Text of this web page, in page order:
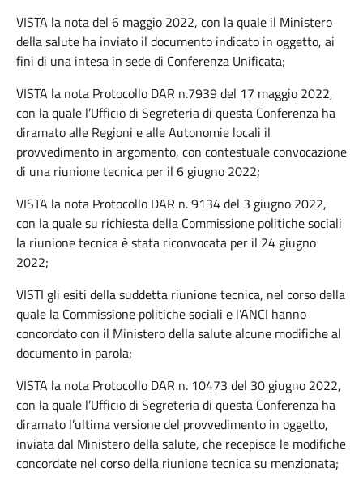
VISTA la nota del 6 maggio 2022, con la quale il Ministero
della salute ha inviato il documento indicato in oggetto, ai
fini di una intesa in sede di Conferenza Unificata;
VISTA la nota Protocollo DAR n.7939 del 17 maggio 2022,
con la quale l’Ufficio di Segreteria di questa Conferenza ha
diramato alle Regioni e alle Autonomie locali il
provvedimento in argomento, con contestuale convocazione
di una riunione tecnica per il 6 giugno 2022;
VISTA la nota Protocollo DAR n. 9134 del 3 giugno 2022,
con la quale su richiesta della Commissione politiche sociali
la riunione tecnica è stata riconvocata per il 24 giugno
2022;
VISTI gli esiti della suddetta riunione tecnica, nel corso della
quale la Commissione politiche sociali e l’ANCI hanno
concordato con il Ministero della salute alcune modifiche al
documento in parola;
VISTA la nota Protocollo DAR n. 10473 del 30 giugno 2022,
con la quale l’Ufficio di Segreteria di questa Conferenza ha
diramato l’ultima versione del provvedimento in oggetto,
inviata dal Ministero della salute, che recepisce le modifiche
concordate nel corso della riunione tecnica su menzionata;